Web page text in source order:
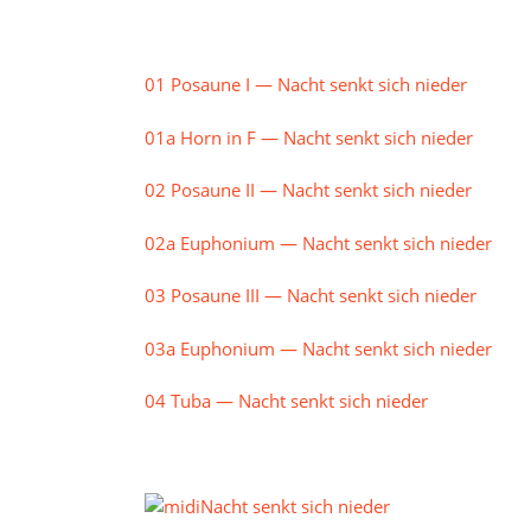
01 Posaune I — Nacht senkt sich nieder
01a Horn in F — Nacht senkt sich nieder
02 Posaune II — Nacht senkt sich nieder
02a Euphonium — Nacht senkt sich nieder
03 Posaune III — Nacht senkt sich nieder
03a Euphonium — Nacht senkt sich nieder
04 Tuba — Nacht senkt sich nieder
Nacht senkt sich nieder